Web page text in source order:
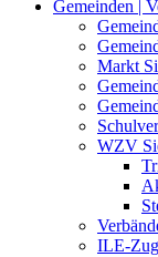
Gemeinden |
Markt
WZV
ILE-